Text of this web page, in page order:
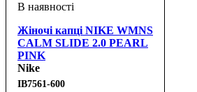
Жіночі капці NIKE WMNS
CALM SLIDE 2.0 PEARL
PINK
Nike
IB7561-600